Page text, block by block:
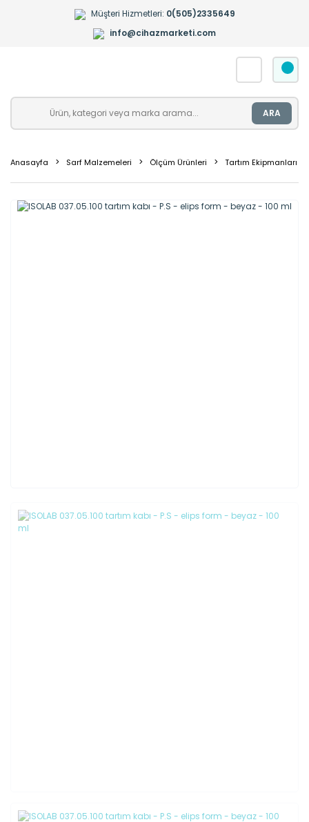
Müşteri Hizmetleri: 0(505)2335649
info@cihazmarketi.com
ARA
Anasayfa Sarf Malzemeleri Ölçüm Ürünleri Tartım Ekipmanları